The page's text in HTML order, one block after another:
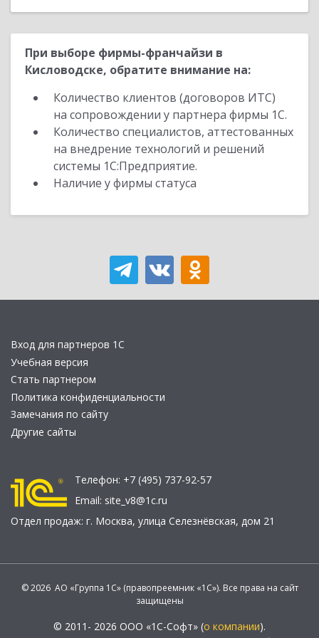
При выборе фирмы-франчайзи в
Кисловодске, обратите внимание на:
Количество клиентов (договоров ИТС)
на сопровождении у партнера фирмы 1С.
Количество специалистов, аттестованных
на внедрение технологий и решений
системы 1С:Предприятие.
Наличие у фирмы статуса
Вход для партнеров 1С
Учебная версия
Стать партнером
Политика конфиденциальности
Замечания по сайту
Другие сайты
Телефон: +7 (495) 737-92-57
Email: site_v8@1c.ru
Отдел продаж: г. Москва, улица Селезнёвская, дом 21
© 2026 АО «Группа 1С» (правопреемник «1С»). Все права на сайт
защищены
© 2011- 2026 ООО «1С-Софт» (о компании).